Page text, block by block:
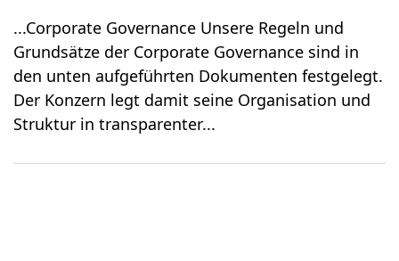
...Corporate Governance Unsere Regeln und
Grundsätze der Corporate Governance sind in
den unten aufgeführten Dokumenten festgelegt.
Der Konzern legt damit seine Organisation und
Struktur in transparenter...